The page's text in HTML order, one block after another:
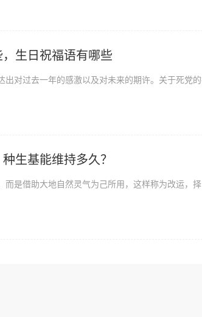
生日祝福语有哪些
对过去一年的感激以及对未来的期许。关于死党
生基能维持多久？
是借助大地自然灵气为己所用，这样称为改运，择